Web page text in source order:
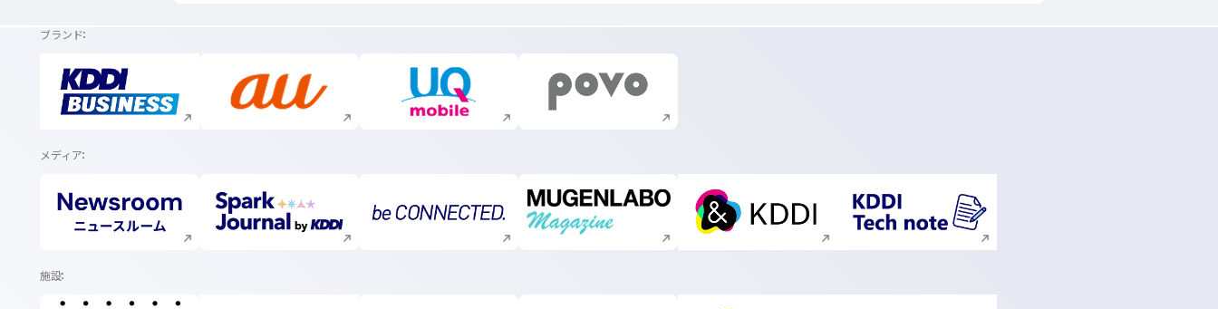
ブランド
新規ウィンドウで開く 新規ウィンドウで開く 新規ウィンドウで開く 新規ウィンドウで開く
メディア
新規ウィンドウで開く 新規ウィンドウで開く 新規ウィンドウで開く 新規ウィンドウで開く 新規ウィンドウで開く 新規ウィンドウで開く
施設